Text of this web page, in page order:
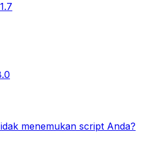
menemukan script Anda?